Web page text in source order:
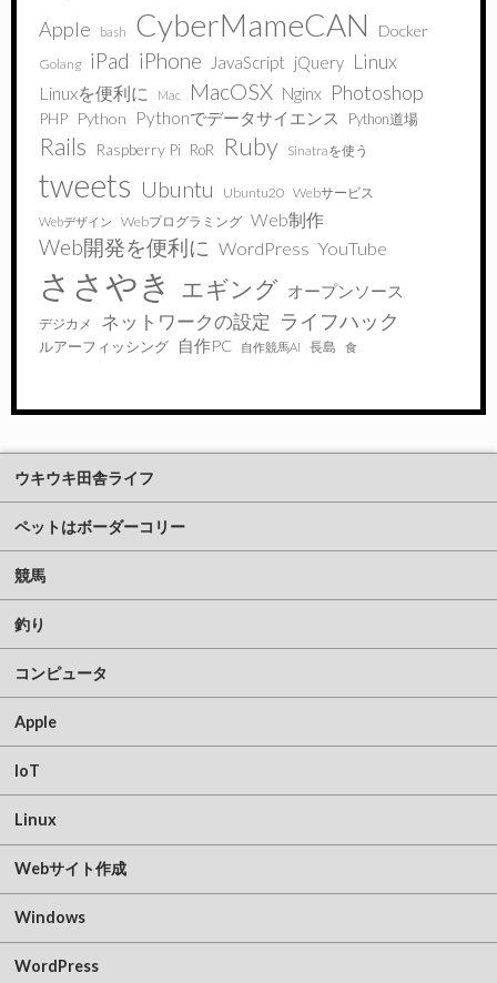
Apple bash CyberMameCAN Docker
Golang iPad iPhone JavaScript jQuery Linux
Linuxを便利に Mac MacOSX Nginx Photoshop
PHP Python Pythonでデータサイエンス Python道場
Rails Raspberry Pi RoR Ruby Sinatraを使う
tweets Ubuntu Ubuntu20 Webサービス
Webデザイン Webプログラミング Web制作
Web開発を便利に WordPress YouTube
ささやき エギング オープンソース
デジカメ ネットワークの設定 ライフハック
ルアーフィッシング 自作PC 自作競馬AI 長島 食
ウキウキ田舎ライフ
ペットはボーダーコリー
競馬
釣り
コンピュータ
Apple
IoT
Linux
Webサイト作成
Windows
WordPress